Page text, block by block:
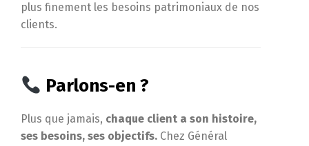
plus finement les besoins patrimoniaux de nos
clients.
Parlons-en ?
Plus que jamais, chaque client a son histoire,
ses besoins, ses objectifs. Chez Général